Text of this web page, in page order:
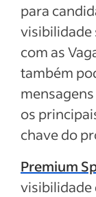
para
visibilidade
com as
também
os
chave do
Premium
visibilidade